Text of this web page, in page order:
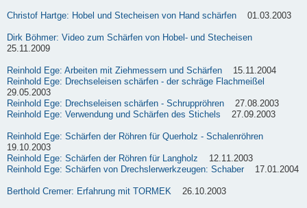
Christof Hartge: Hobel und Stecheisen von Hand schärfen 01.03.2003
Dirk Böhmer: Video zum Schärfen von Hobel- und Stecheisen
25.11.2009
Reinhold Ege: Arbeiten mit Ziehmessern und Schärfen 15.11.2004
Reinhold Ege: Drechseleisen schärfen - der schräge Flachmeißel
29.05.2003
Reinhold Ege: Drechseleisen schärfen - Schruppröhren 27.08.2003
Reinhold Ege: Verwendung und Schärfen des Stichels 27.09.2003
Reinhold Ege: Schärfen der Röhren für Querholz - Schalenröhren
19.10.2003
Reinhold Ege: Schärfen der Röhren für Langholz 12.11.2003
Reinhold Ege: Schärfen von Drechslerwerkzeugen: Schaber 17.01.2004
Berthold Cremer: Erfahrung mit TORMEK 26.10.2003